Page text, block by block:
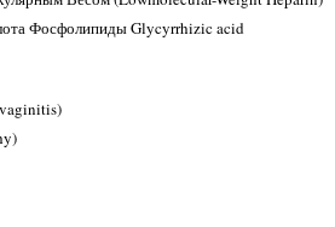
Фосфолипиды Glycyrrhizic acid